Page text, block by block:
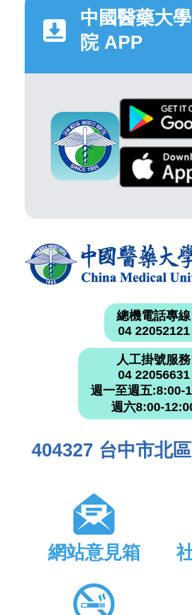
中國醫藥大
院 APP
總機電話專線
04 22052121
人工掛號服務
04 22056631
週一至週五:8:00-
週六8:00-
404327 台中市北
網站意見箱